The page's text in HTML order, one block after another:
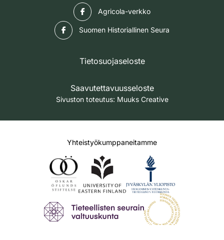
Agricola-verkko
Suomen Historiallinen Seura
Tietosuojaseloste
Saavutettavuusseloste
Sivuston toteutus: Muuks Creative
Yhteistyökumppaneitamme